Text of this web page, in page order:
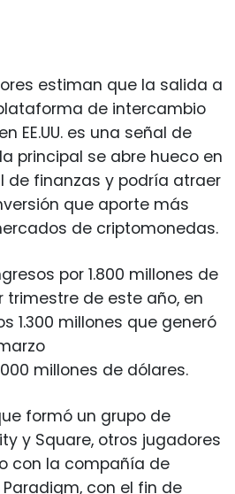
estiman que la salida a
de intercambio
EE.UU. es una señal de
principal se abre hueco en
de finanzas y podría atraer
que aporte más
de criptomonedas.
por 1.800 millones de
trimestre de este año, en
1.300 millones que generó
millones de dólares.
formó un grupo de
y Square, otros jugadores
con la compañía de
con el fin de